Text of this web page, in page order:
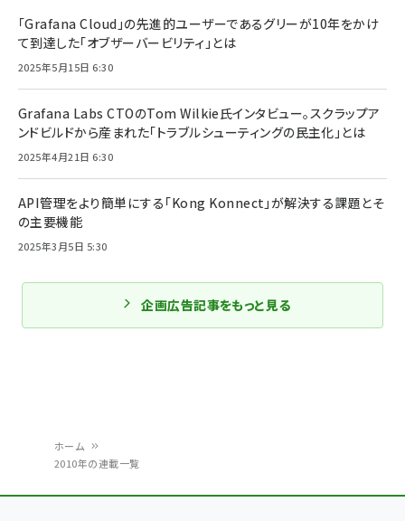
ホーム
2010年の連載一覧
「Grafana Cloud」の先進的ユーザーであるグリーが10年をかけ
て到達した「オブザーバービリティ」とは
2025年5月15日 6:30
Grafana Labs CTOのTom Wilkie氏インタビュー。スクラップア
ンドビルドから産まれた「トラブルシューティングの民主化」とは
2025年4月21日 6:30
API管理をより簡単にする「Kong Konnect」が解決する課題とそ
の主要機能
2025年3月5日 5:30
企画広告記事をもっと見る